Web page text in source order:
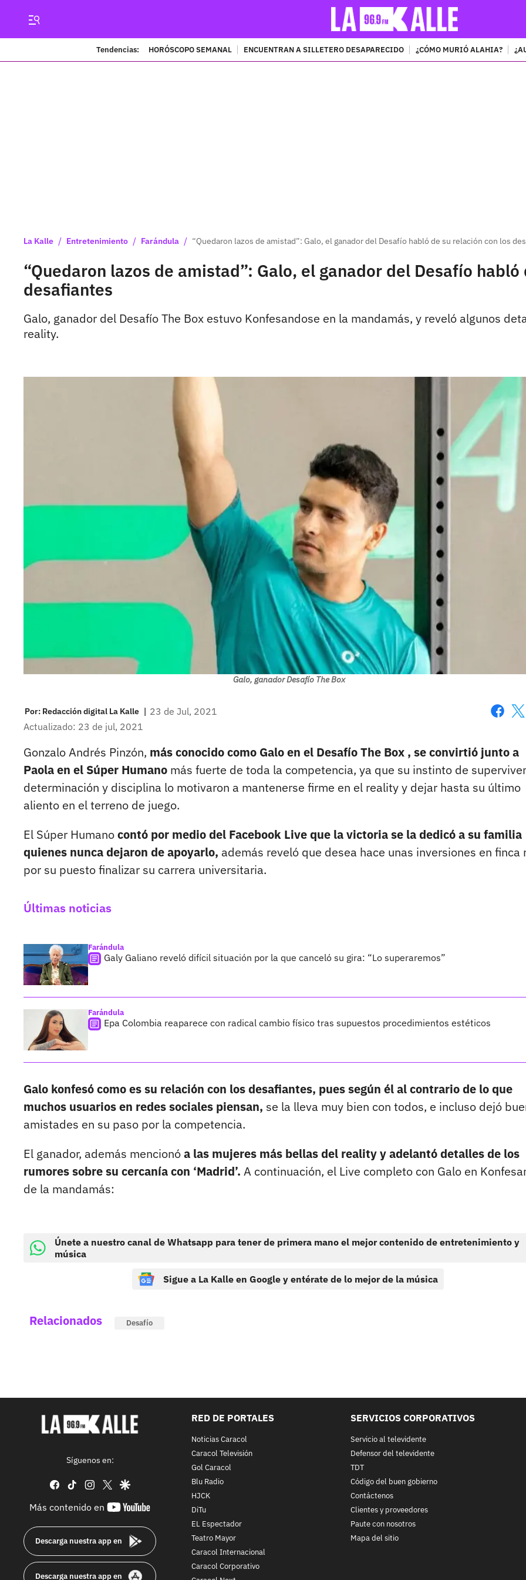
Tendencias: HORÓSCOPO SEMANAL ENCUENTRAN A SILLETERO DESAPARECIDO ¿CÓMO MURIÓ ALAHIA?
La Kalle / Entretenimiento / Farándula / “Quedaron lazos de amistad”: Galo, el ganador del Desafío habló de su relación con los
“Quedaron lazos de amistad”: Galo, el ganador del Desafío
desafiantes
Galo, ganador del Desafío The Box estuvo Konfesandose en la mandamás, y reveló algunos
reality.
Galo, ganador Desafío The Box
Por: Redacción digital La Kalle | 23 de Jul, 2021
Actualizado: 23 de jul, 2021
Gonzalo Andrés Pinzón, más conocido como Galo en el Desafío The Box , se convirtió junto a
Paola en el Súper Humano más fuerte de toda la competencia, ya que su instinto de
determinación y disciplina lo motivaron a mantenerse firme en el reality y dejar hasta su último
aliento en el terreno de juego.
El Súper Humanocontó por medio del Facebook Live que la victoria se la dedicó a su familia
quienes nunca dejaron de apoyarlo, además reveló que desea hace unas inversiones en finca
por su puesto finalizar su carrera universitaria.
Últimas noticias
Farándula
Galy Galiano reveló difícil situación por la que canceló su gira: “Lo superaremos”
Farándula
Epa Colombia reaparece con radical cambio físico tras supuestos procedimientos estéticos
Galo konfesó como es su relación con los desafiantes, pues según él al contrario de lo que
muchos usuarios en redes sociales piensan, se la lleva muy bien con todos, e incluso dejó
amistades en su paso por la competencia.
El ganador, además mencionóa las mujeres más bellas del reality y adelantó detalles de los
rumores sobre su cercanía con ‘Madrid’. A continuación, el Live completo con Galo en
de la mandamás:
Únete a nuestro canal de Whatsapp para tener de primera mano el mejor contenido de entretenimiento y
música
Sigue a La Kalle en Google y entérate de lo mejor de la música
Relacionados Desafío
Síguenos en:
facebook
tiktok instagram
twittergoogle
Más contenido en
youtube-
Descarga nuestra app en
Descarga nuestra app en
RED DE PORTALES
Noticias Caracol
Caracol Televisión
Gol Caracol
Blu Radio
HJCK
DiTu
EL Espectador
Teatro Mayor
Caracol Internacional
Caracol Corporativo
SERVICIOS CORPORATIVOS
Servicio al televidente
Defensor del televidente
TDT
Código del buen gobierno
Contáctenos
Clientes y proveedores
Paute con nosotros
Mapa del sitio